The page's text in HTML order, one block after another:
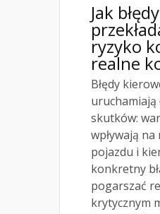
Jak
ryzyko
realne
Błędy
uruchamiają
skutków:
wpływają
pojazdu i
konkretny
pogarszać
krytycznym